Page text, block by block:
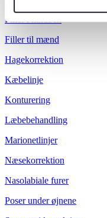
Filler i kindben
Filler til mænd
Hagekorrektion
Kæbelinje
Konturering
Læbebehandling
Marionetlinjer
Næsekorrektion
Nasolabiale furer
Poser under øjnene